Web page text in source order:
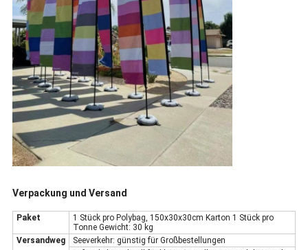
Verpackung und Versand
Paket
1 Stück pro Polybag, 150x30x30cm Karton 1 Stück pro
Tonne Gewicht: 30 kg
Versandweg
Seeverkehr: günstig für Großbestellungen